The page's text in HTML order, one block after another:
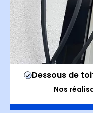
Dessous de
Nos